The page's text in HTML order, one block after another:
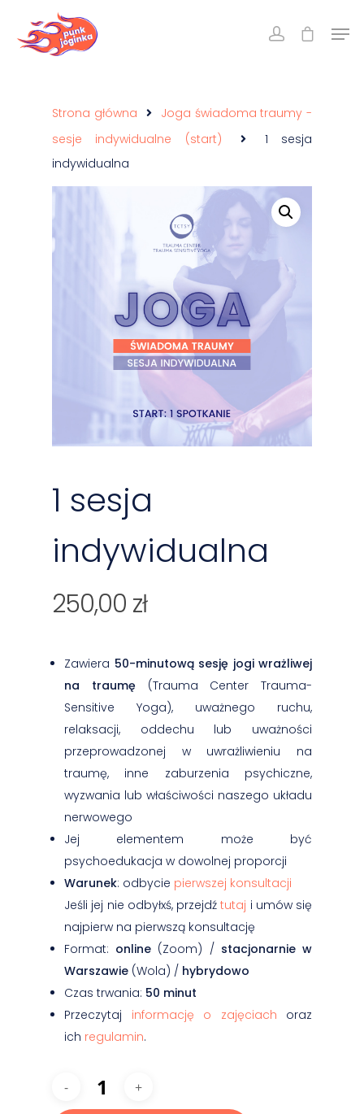
Strona główna
Joga świadoma traumy -
sesje indywidualne (start)
1 sesja
indywidualna
1 sesja
indywidualna
250,00 zł
Zawiera 50-minutową sesję jogi wrażliwej
na traumę (Trauma Center Trauma-
Sensitive Yoga), uważnego ruchu,
relaksacji, oddechu lub uważności
przeprowadzonej w uwrażliwieniu na
traumę, inne zaburzenia psychiczne,
wyzwania lub właściwości naszego układu
nerwowego
Jej elementem może być
psychoedukacja w dowolnej proporcji
Warunek: odbycie pierwszej konsultacji
Jeśli jej nie odbyłxś, przejdźtutaj i umów się
najpierw na pierwszą konsultację
Format: online (Zoom) / stacjonarnie w
Warszawie (Wola) / hybrydowo
Czas trwania: 50 minut
Przeczytaj informację o zajęciach oraz
ich regulamin.